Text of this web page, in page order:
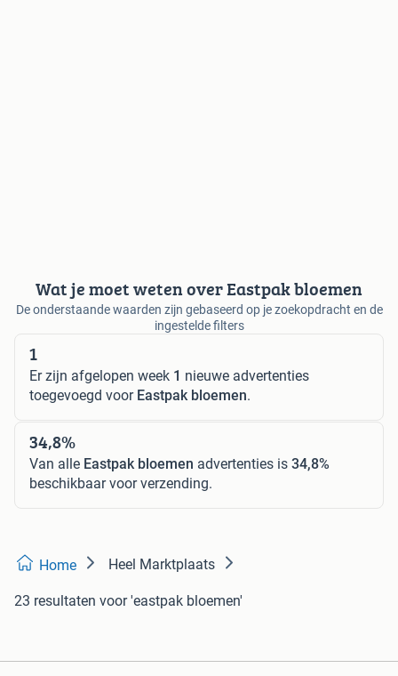
Wat je moet weten over Eastpak bloemen
De onderstaande waarden zijn gebaseerd op je zoekopdracht en de
ingestelde filters
1
Er zijn afgelopen week 1 nieuwe advertenties
toegevoegd voor Eastpak bloemen.
34,8%
Van alle Eastpak bloemen advertenties is 34,8%
beschikbaar voor verzending.
Home Heel Marktplaats
23 resultaten voor 'eastpak bloemen'